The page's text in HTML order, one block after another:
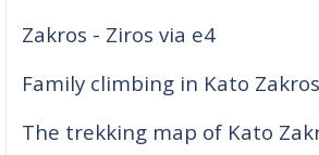
Zakros - Ziros via e4
Family climbing in Kato Zakros
The trekking map of Kato